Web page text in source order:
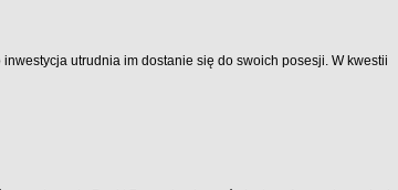
utrudnia im dostanie się do swoich posesji. W kwestii